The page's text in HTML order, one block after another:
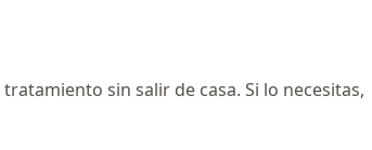
sin salir de casa. Si lo necesitas,